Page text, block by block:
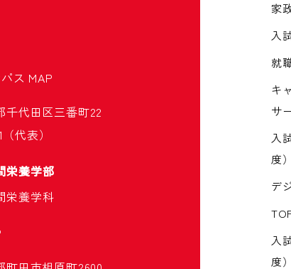
ス MAP
代田区三番町22
代表）
栄養学部
栄養学科
家
入
就
キ
サ
入
度）
デ
入
度）